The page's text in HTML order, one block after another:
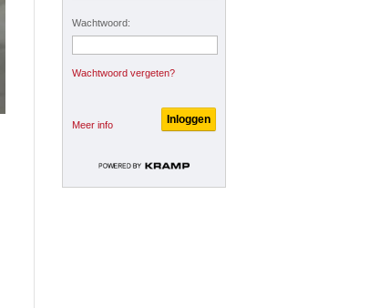
Wachtwoord:
Wachtwoord vergeten?
Meer info